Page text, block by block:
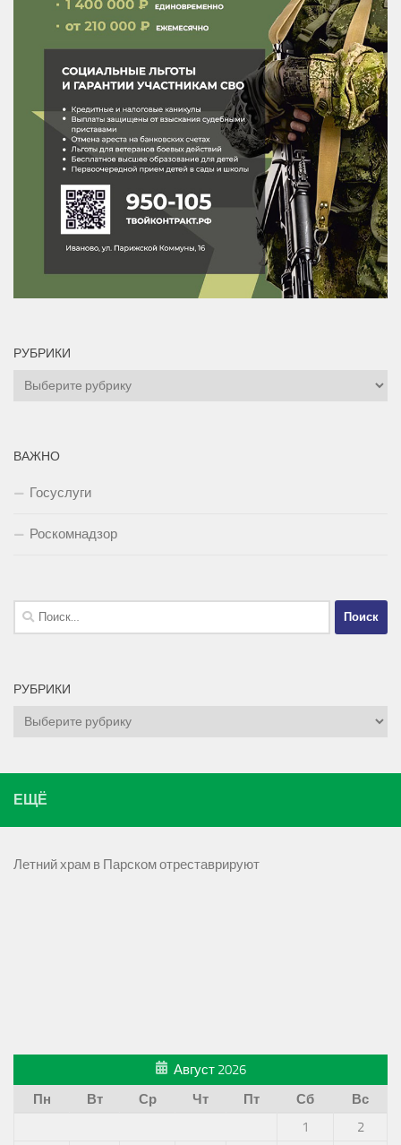
РУБРИКИ
Рубрики
ВАЖНО
Госуслуги
Роскомнадзор
Найти:
РУБРИКИ
Рубрики
ЕЩЁ
Летний храм в Парском отреставрируют
Август 2026
Пн
Вт Ср Чт Пт Сб
Вс
1
2